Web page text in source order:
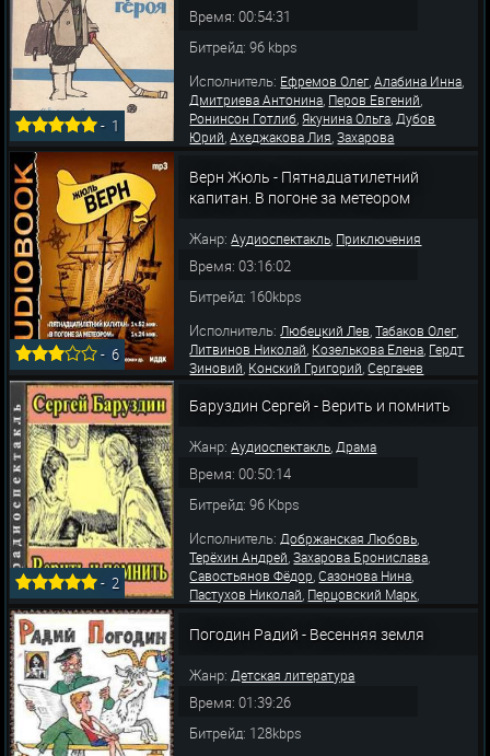
- 1
Время: 00:54:31
Битрейд: 96 kbps
Исполнитель: Ефремов Олег,Алабина Инна,
Дмитриева Антонина, Перов Евгений,
Ронинсон Готлиб,Якунина Ольга,Дубов
Юрий,Ахеджакова Лия,Захарова
Татьяна,Королева Елена
-6
Верн Жюль - Пятнадцатилетний
капитан. В погоне за метеором
Жанр:Аудиоспектакль, Приключения
Время: 03:16:02
Битрейд: 160kbps
Исполнитель:Любецкий Лев,Табаков Олег,
Литвинов Николай, Козелькова Елена, Гердт
Зиновий, Конский Григорий,Сергачев
Бронислава
-2
Баруздин Сергей - Верить и помнить
Жанр:Аудиоспектакль,Драма
Время: 00:50:14
Битрейд: 96 Kbps
Исполнитель:Добржанская Любовь,
Терёхин Андрей,Захарова Бронислава,
Савостьянов Фёдор,Сазонова Нина,
Пастухов Николай, Перцовский Марк,
Погодин Радий - Весенняя земля
Жанр:Детская литература
Время: 01:39:26
Битрейд: 128kbps